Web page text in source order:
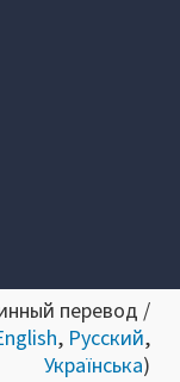
перевод /
, Русский,
Українська)